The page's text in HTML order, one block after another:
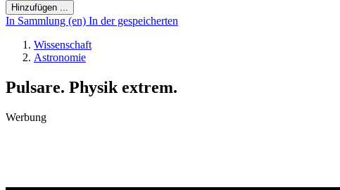
Hinzufügen ...
In Sammlung (en) In der gespeicherten
Wissenschaft
Astronomie
Pulsare. Physik extrem.
Werbung